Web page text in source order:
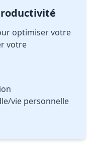
optimiser votre
votre
vie personnelle